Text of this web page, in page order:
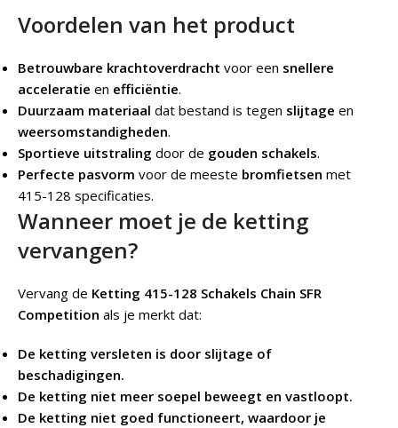
Voordelen van het product
Betrouwbare krachtoverdracht voor een snellere
acceleratie en efficiëntie.
Duurzaam materiaal dat bestand is tegen slijtage en
weersomstandigheden.
Sportieve uitstraling door de gouden schakels.
Perfecte pasvorm voor de meeste bromfietsen met
415-128 specificaties.
Wanneer moet je de ketting
vervangen?
Vervang de Ketting 415-128 Schakels Chain SFR
Competition als je merkt dat:
De ketting versleten is door slijtage of
beschadigingen.
De ketting niet meer soepel beweegt en vastloopt.
De ketting niet goed functioneert, waardoor je